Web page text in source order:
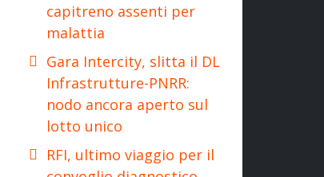
capitreno assenti per
malattia
Gara Intercity, slitta il DL
Infrastrutture-PNRR:
nodo ancora aperto sul
lotto unico
RFI, ultimo viaggio per il